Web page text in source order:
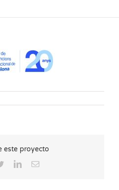
este proyecto
TwitterLinkedInCorreo